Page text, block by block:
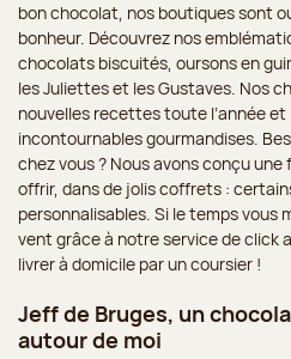
bon chocolat, nos boutiques sont
bonheur. Découvrez nos
chocolats biscuités, oursons en
les Juliettes et les Gustaves. Nos
nouvelles recettes toute l’année
incontournables gourmandises.
chez vous ? Nous avons conçu
offrir, dans de jolis coffrets :
personnalisables. Si le temps vous
vent grâce à notre service de click
livrer à domicile par un coursier !
Jeff de Bruges, un
autour de moi